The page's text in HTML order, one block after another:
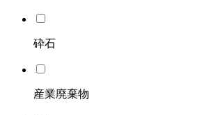
砕石
産業廃棄物